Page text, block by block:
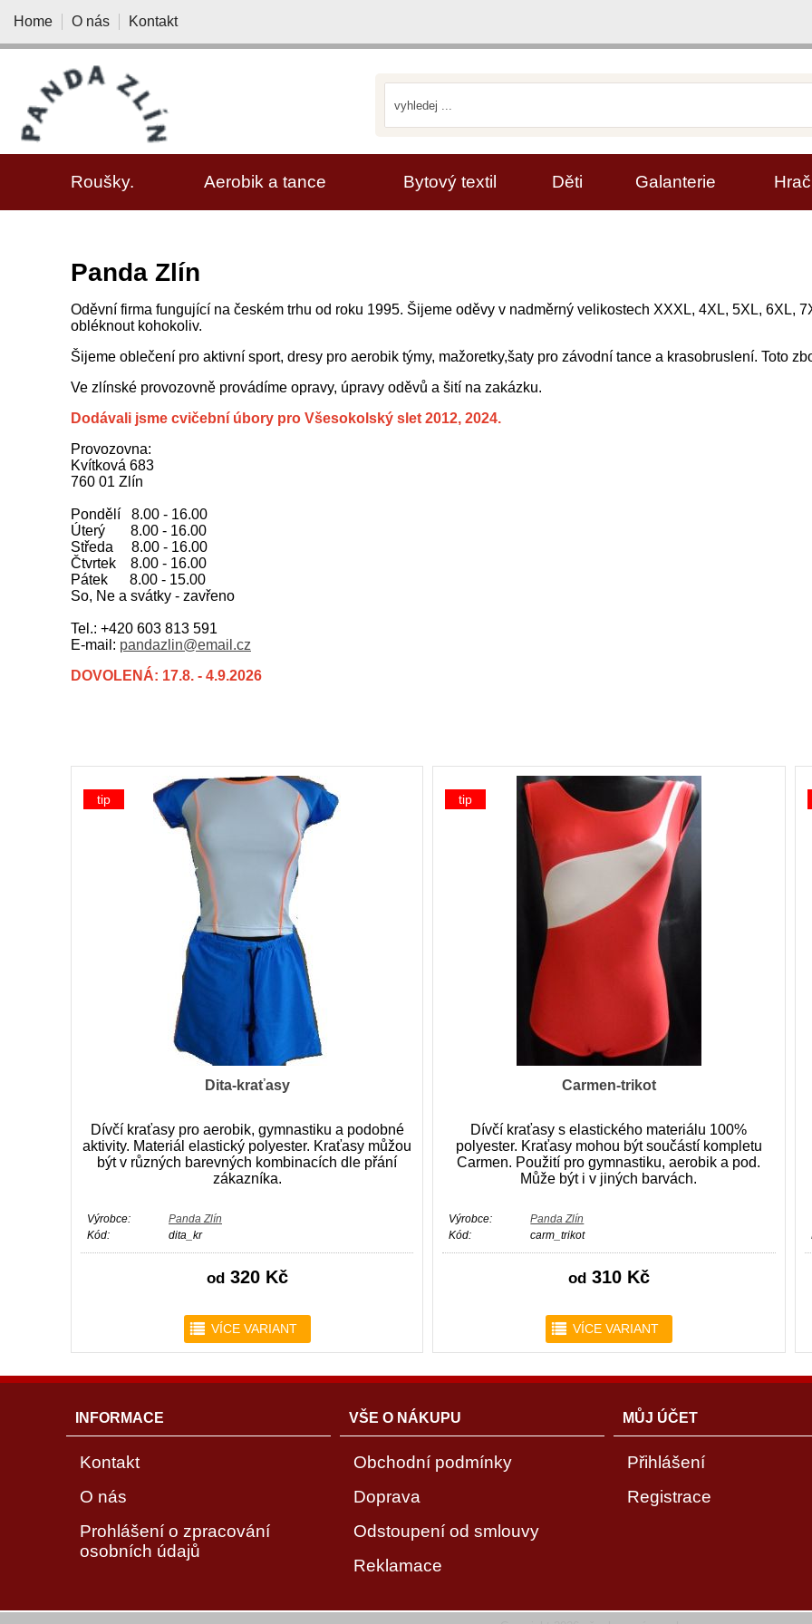
Panda Zlín
Oděvní firma fungující na českém trhu od roku 1995. Šijeme oděvy v nadměrný velikostech XXXL, 4XL, 5XL, 6XL,
obléknout kohokoliv.
Šijeme oblečení pro aktivní sport, dresy pro aerobik týmy, mažoretky,šaty pro závodní tance a krasobruslení. Toto
Ve zlínské provozovně provádíme opravy, úpravy oděvů a šití na zakázku.
Dodávali jsme cvičební úbory pro Všesokolský slet 2012, 2024.
Provozovna:
Kvítková 683
760 01 Zlín
Pondělí 8.00 - 16.00
Úterý 8.00 - 16.00
Středa 8.00 - 16.00
Čtvrtek 8.00 - 16.00
Pátek 8.00 - 15.00
So, Ne a svátky - zavřeno
Tel.: +420 603 813 591
E-mail: pandazlin@email.cz
DOVOLENÁ: 17.8. - 4.9.2026
tip
Dita-kraťasy
Dívčí kraťasy pro aerobik, gymnastiku a podobné
aktivity. Materiál elastický polyester. Kraťasy můžou
být v různých barevných kombinacích dle přání
zákazníka.
Výrobce:
Panda Zlín
Kód:
dita_kr
od320 Kč
r VÍCE VARIANT
tip
Carmen-trikot
Dívčí kraťasy s elastického materiálu 100%
polyester. Kraťasy mohou být součástí kompletu
Carmen. Použití pro gymnastiku, aerobik a pod.
Může být i v jiných barvách.
Výrobce:
Panda Zlín
Kód:
carm_trikot
od310 Kč
r VÍCE VARIANT
VYBRAT KATEGORII
Roušky. Aerobik a tance Bytový textil Děti Galanterie
Home O nás Kontakt
INFORMACE
Kontakt
O nás
Prohlášení o zpracování
osobních údajů
VŠE O NÁKUPU
Obchodní podmínky
Doprava
Odstoupení od smlouvy
Reklamace
MŮJ ÚČET
Přihlášení
Registrace